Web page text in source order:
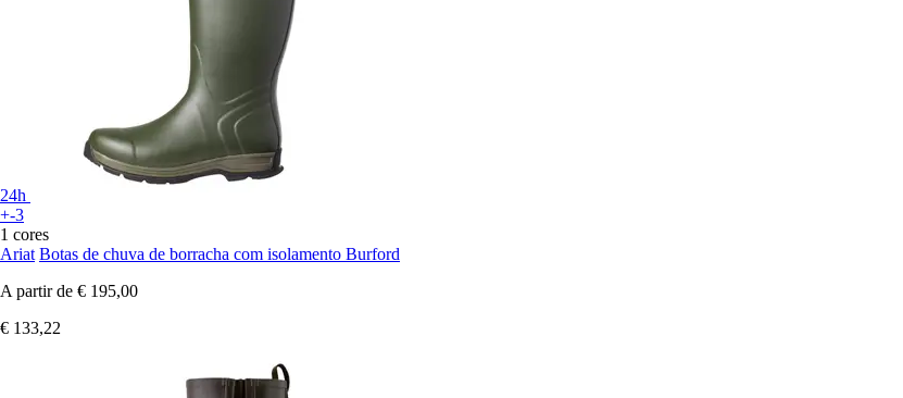
24h
+-3
1 cores
Ariat Botas de chuva de borracha com isolamento Burford
A partir de € 195,00
€ 133,22